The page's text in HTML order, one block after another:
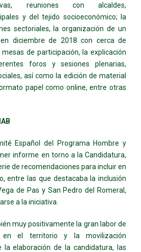
reuniones con alcaldes,
y del tejido socioeconómico; la
sectoriales, la organización de un
diciembre de 2018 con cerca de
de participación, la explicación
foros y sesiones plenarias,
así como la edición de material
papel como online, entre otras
Español del Programa Hombre y
informe en torno a la Candidatura,
de recomendaciones para incluir en
entre las que destacaba la inclusión
de Pas y San Pedro del Romeral,
a la iniciativa.
muy positivamente la gran labor de
en el territorio y la movilización
la elaboración de la candidatura, las